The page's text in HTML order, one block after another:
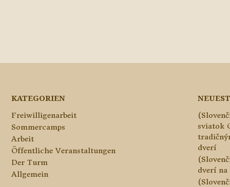
KATEGORIEN
Freiwilligenarbeit
Sommercamps
Arbeit
Öffentliche Veranstaltungen
Der Turm
Allgemein
sviatok
dverí
dverí na